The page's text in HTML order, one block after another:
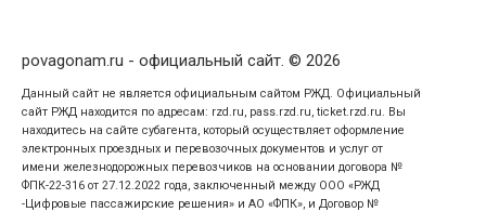
povagonam.ru - официальный сайт. © 2026
Данный сайт не является официальным сайтом РЖД. Официальный
сайт РЖД находится по адресам: rzd.ru, pass.rzd.ru, ticket.rzd.ru. Вы
находитесь на сайте субагента, который осуществляет оформление
электронных проездных и перевозочных документов и услуг от
имени железнодорожных перевозчиков на основании договора №
ФПК-22-316 от 27.12.2022 года, заключенный между ООО «РЖД
-Цифровые пассажирские решения» и АО «ФПК», и Договор №